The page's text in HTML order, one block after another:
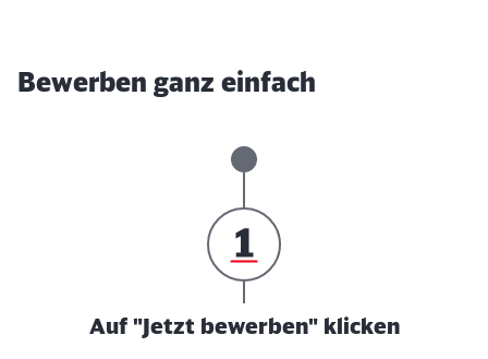
Bewerben ganz einfach
Auf "Jetzt bewerben" klicken